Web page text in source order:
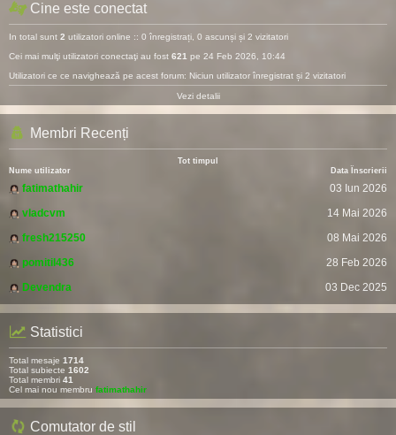
Cine este conectat
In total sunt 2 utilizatori online :: 0 înregistrați, 0 ascunși și 2 vizitatori
Cei mai mulţi utilizatori conectaţi au fost 621 pe 24 Feb 2026, 10:44
Utilizatori ce ce navighează pe acest forum: Niciun utilizator înregistrat și 2 vizitatori
Vezi detalii
Membri Recenți
Tot timpul
Nume utilizator
Data Înscrierii
fatimathahir
03 Iun 2026
vladcvm
14 Mai 2026
fresh215250
08 Mai 2026
pomitil436
28 Feb 2026
Devendra
03 Dec 2025
Statistici
Total mesaje 1714
Total subiecte 1602
Total membri 41
Cel mai nou membru fatimathahir
Comutator de stil